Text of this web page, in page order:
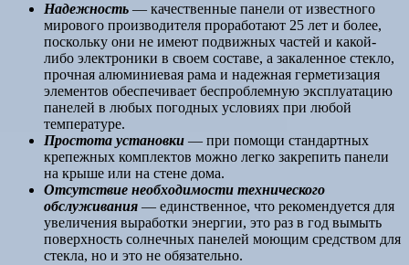
Надежность — качественные панели от известного
мирового производителя проработают 25 лет и более,
поскольку они не имеют подвижных частей и какой-
либо электроники в своем составе, а закаленное стекло,
прочная алюминиевая рама и надежная герметизация
элементов обеспечивает беспроблемную эксплуатацию
панелей в любых погодных условиях при любой
температуре.
Простота установки — при помощи стандартных
крепежных комплектов можно легко закрепить панели
на крыше или на стене дома.
Отсутствие необходимости технического
обслуживания — единственное, что рекомендуется для
увеличения выработки энергии, это раз в год вымыть
поверхность солнечных панелей моющим средством для
стекла, но и это не обязательно.